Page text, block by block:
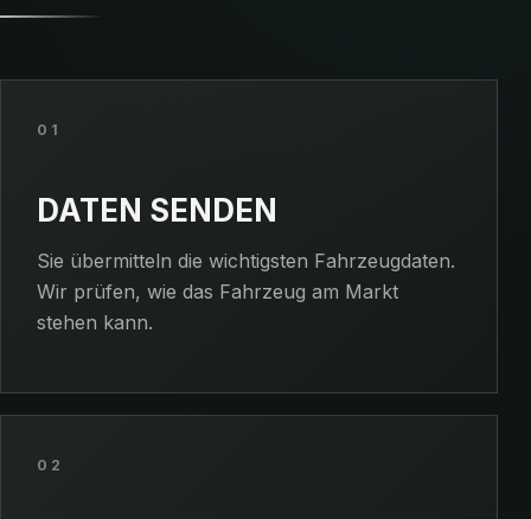
01
DATEN SENDEN
Sie übermitteln die wichtigsten Fahrzeugdaten.
Wir prüfen, wie das Fahrzeug am Markt
stehen kann.
02